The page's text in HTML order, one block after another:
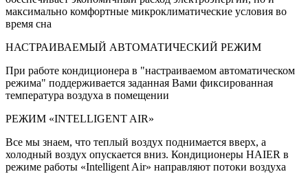
максимально комфортные микроклиматические условия во
время сна
НАСТРАИВАЕМЫЙ АВТОМАТИЧЕСКИЙ РЕЖИМ
При работе кондиционера в "настраиваемом автоматическом
режима" поддерживается заданная Вами фиксированная
температура воздуха в помещении
РЕЖИМ «INTELLIGENT AIR»
Все мы знаем, что теплый воздух поднимается вверх, а
холодный воздух опускается вниз. Кондиционеры HAIER в
режиме работы «Intelligent Air» направляют потоки воздуха